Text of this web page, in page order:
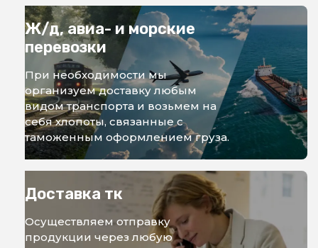
Ж/д, авиа- и морские
перевозки
При необходимости мы
организуем доставку любым
видом транспорта и возьмем на
себя хлопоты, связанные с
таможенным оформлением груза.
Доставка тк
Осуществляем отправку
продукции через любую